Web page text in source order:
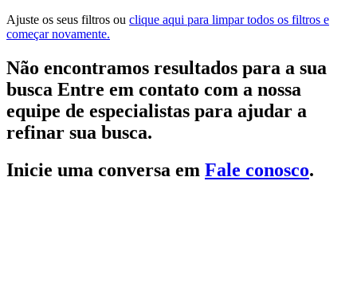
Ajuste os seus filtros ou clique aqui para limpar todos os filtros e
começar novamente.
Não encontramos resultados para a sua
busca Entre em contato com a nossa
equipe de especialistas para ajudar a
refinar sua busca.
Inicie uma conversa em Fale conosco.